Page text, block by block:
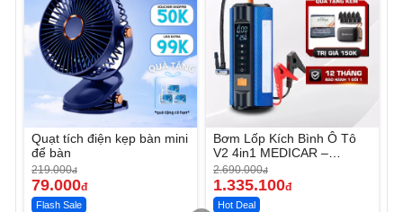
Quạt tích điện kẹp bàn mini
để bàn
219.000đ
79.000đ
Flash Sale
Bơm Lốp Kích Bình Ô Tô
V2 4in1 MEDICAR –
12.000mAh
2.690.000đ
1.335.100đ
Hot Deal